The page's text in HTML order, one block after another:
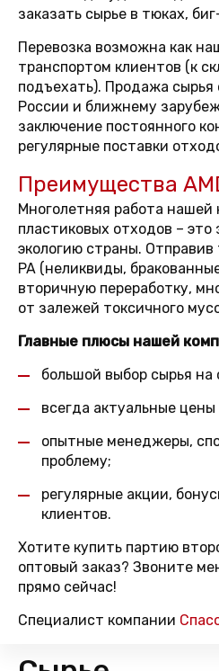
заказать сырье в тюках,
Перевозка возможна как
транспортом клиентов (к
подъехать). Продажа сырья
России и ближнему
заключение постоянного
регулярные поставки
Преимущества
Многолетняя работа нашей
пластиковых отходов –
экологию страны.
PA (неликвиды,
вторичную переработку,
от залежей токсичного
Главные плюсы нашей
большой выбор сырья на
всегда актуальные цены
опытные менеджеры,
проблему;
регулярные акции,
клиентов.
Хотите купить партию
оптовый заказ? Звоните
прямо сейчас!
Специалист компании